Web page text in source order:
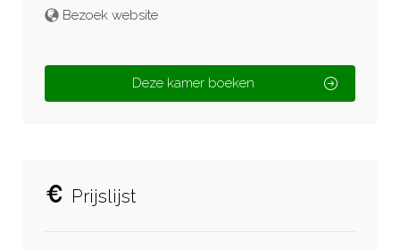
Bezoek website
Deze kamer boeken
Prijslijst